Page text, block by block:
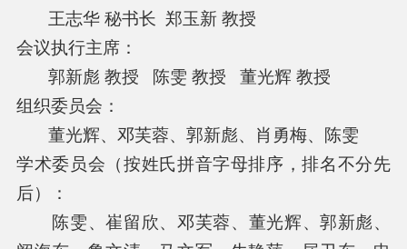
王志华 秘书长 郑玉新 教授
会议执行主席：
郭新彪 教授 陈雯 教授 董光辉 教授
组织委员会：
董光辉、邓芙蓉、郭新彪、肖勇梅、陈雯
学术委员会（按姓氏拼音字母排序，排名不分先
后）：
陈雯、崔留欣、邓芙蓉、董光辉、郭新彪、